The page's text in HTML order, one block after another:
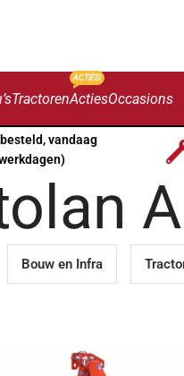
TractorenActies
ACTIES!
Occasions
vandaag
Bouw en Infra